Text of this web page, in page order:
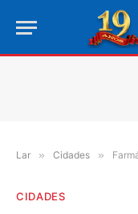
Lar » Cidades »
CIDADES